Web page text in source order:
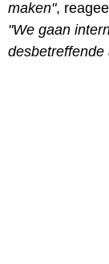
maken",
"We gaan
desbetreffende